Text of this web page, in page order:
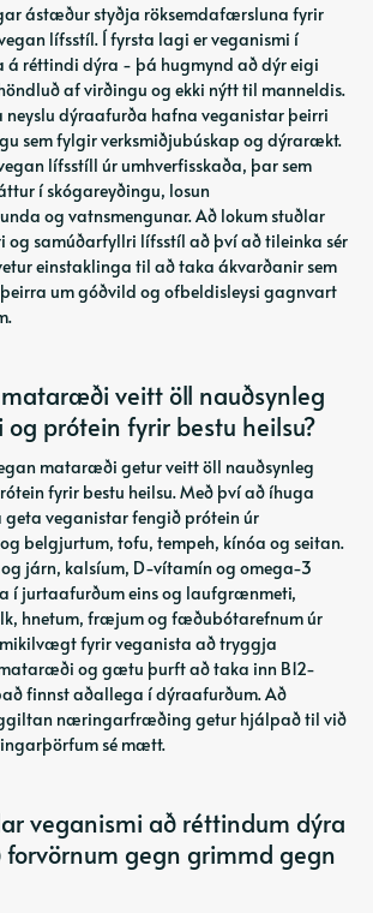
ástæður styðja röksemdafærsluna fyrir
lífsstíl. Í fyrsta lagi er veganismi í
á réttindi dýra - þá hugmynd að dýr eigi
af virðingu og ekki nýtt til manneldis.
neyslu dýraafurða hafna veganistar þeirri
sem fylgir verksmiðjubúskap og dýrarækt.
lífsstíll úr umhverfisskaða, þar sem
í skógareyðingu, losun
og vatnsmengunar. Að lokum stuðlar
samúðarfyllri lífsstíl að því að tileinka sér
einstaklinga til að taka ákvarðanir sem
um góðvild og ofbeldisleysi gagnvart
veitt öll nauðsynleg
prótein fyrir bestu heilsu?
mataræði getur veitt öll nauðsynleg
fyrir bestu heilsu. Með því að íhuga
veganistar fengið prótein úr
belgjurtum, tofu, tempeh, kínóa og seitan.
járn, kalsíum, D-vítamín og omega-3
í jurtaafurðum eins og laufgrænmeti,
hnetum, fræjum og fæðubótarefnum úr
fyrir veganista að tryggja
og gætu þurft að taka inn B12-
finnst aðallega í dýraafurðum. Að
næringarfræðing getur hjálpað til við
sé mætt.
veganismi að réttindum dýra
forvörnum gegn grimmd gegn